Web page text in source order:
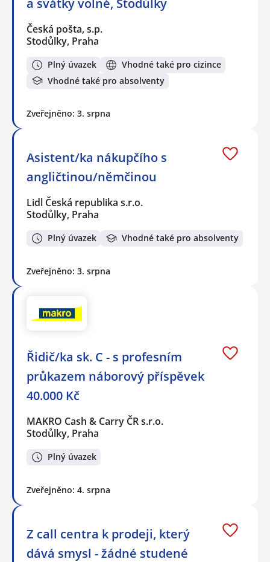
a svátky volné, Stodůlky
Česká pošta, s.p.
Stodůlky, Praha
Plný úvazek
Vhodné také pro cizince
Vhodné také pro absolventy
Zveřejněno: 3. srpna
Asistent/ka nákupčího s
angličtinou/němčinou
Lidl Česká republika s.r.o.
Stodůlky, Praha
Plný úvazek Vhodné také pro absolventy
Zveřejněno: 3. srpna
Řidič/ka sk. C - s profesním
průkazem náborový příspěvek
40.000 Kč
MAKRO Cash & Carry ČR s.r.o.
Stodůlky, Praha
Plný úvazek
Zveřejněno: 4. srpna
Z call centra k prodeji, který
dává smysl - žádné studené